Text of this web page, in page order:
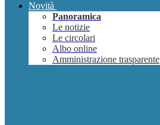
Novità
Panoramica
Le notizie
Le circolari
Albo online
Amministrazione trasparente